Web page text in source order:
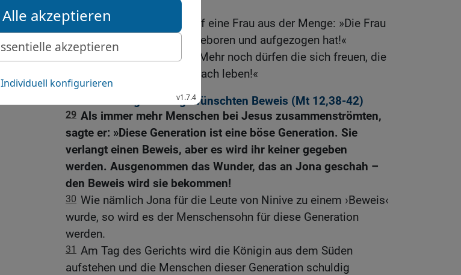
Wer sich freuen darf. . .
27 Als Jesus das sagte, rief eine Frau aus der Menge: »Die Frau
darf sich freuen, die dich geboren und aufgezogen hat!«
Aber Jesus erwiderte: »Mehr noch dürfen die sich freuen, die
Gottes Wort hören und danach leben!«
Jesus verweigert den gewünschten Beweis (Mt 12,38-42)
29 Als immer mehr Menschen bei Jesus zusammenströmten,
sagte er: »Diese Generation ist eine böse Generation. Sie
verlangt einen Beweis, aber es wird ihr keiner gegeben
werden. Ausgenommen das Wunder, das an Jona geschah –
den Beweis wird sie bekommen!
30 Wie nämlich Jona für die Leute von Ninive zu einem ›Beweis‹
wurde, so wird es der Menschensohn für diese Generation
werden.
31 Am Tag des Gerichts wird die Königin aus dem Süden
aufstehen und die Menschen dieser Generation schuldig